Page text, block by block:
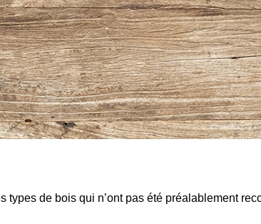
types de bois qui n’ont pas été préalablement